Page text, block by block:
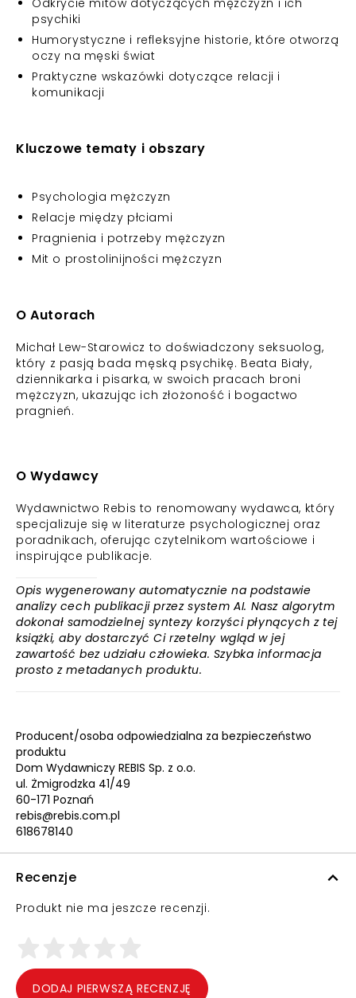
Odkrycie mitów dotyczących mężczyzn i ich
psychiki
Humorystyczne i refleksyjne historie, które otworzą
oczy na męski świat
Praktyczne wskazówki dotyczące relacji i
komunikacji
Kluczowe tematy i obszary
Psychologia mężczyzn
Relacje między płciami
Pragnienia i potrzeby mężczyzn
Mit o prostolinijności mężczyzn
O Autorach
Michał Lew-Starowicz to doświadczony seksuolog,
który z pasją bada męską psychikę. Beata Biały,
dziennikarka i pisarka, w swoich pracach broni
mężczyzn, ukazując ich złożoność i bogactwo
pragnień.
O Wydawcy
Wydawnictwo Rebis to renomowany wydawca, który
specjalizuje się w literaturze psychologicznej oraz
poradnikach, oferując czytelnikom wartościowe i
inspirujące publikacje.
Opis wygenerowany automatycznie na podstawie
analizy cech publikacji przez system AI. Nasz algorytm
dokonał samodzielnej syntezy korzyści płynących z tej
książki, aby dostarczyć Ci rzetelny wgląd w jej
zawartość bez udziału człowieka. Szybka informacja
prosto z metadanych produktu.
Producent/osoba odpowiedzialna za bezpieczeństwo
produktu
Dom Wydawniczy REBIS Sp. z o.o.
ul. Żmigrodzka 41/49
60-171 Poznań
rebis@rebis.com.pl
618678140
Recenzje
Produkt nie ma jeszcze recenzji.
DODAJ PIERWSZĄ RECENZJĘ